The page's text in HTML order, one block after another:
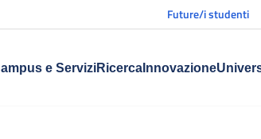
Future/i studenti
e ServiziRicercaInnovazione